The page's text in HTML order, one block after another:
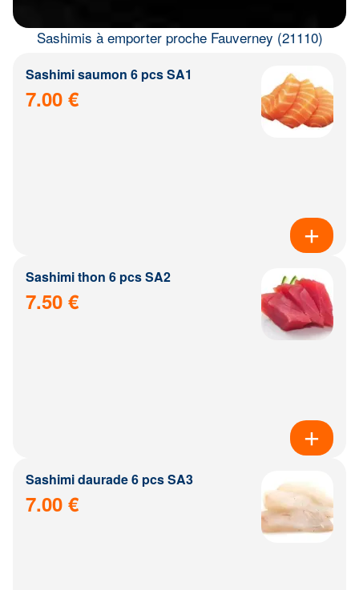
Sashimis à emporter proche Fauverney (21110)
Sashimi saumon 6 pcs SA1
7.00 €
Sashimi thon 6 pcs SA2
7.50 €
Sashimi daurade 6 pcs SA3
7.00 €